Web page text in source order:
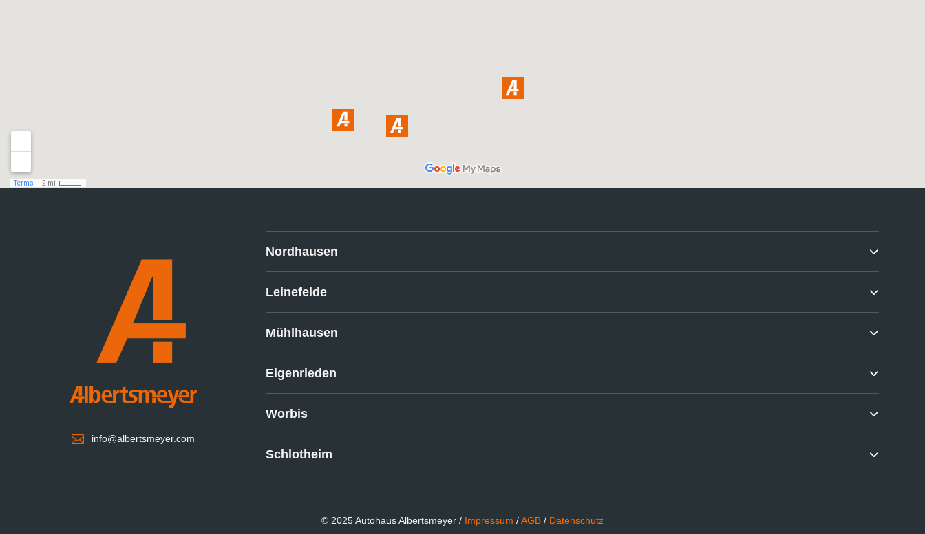
 info@albertsmeyer.com
Nordhausen
Leinefelde
Mühlhausen
Eigenrieden
Worbis
Schlotheim
© 2025 Autohaus Albertsmeyer / Impressum /AGB / Datenschutz